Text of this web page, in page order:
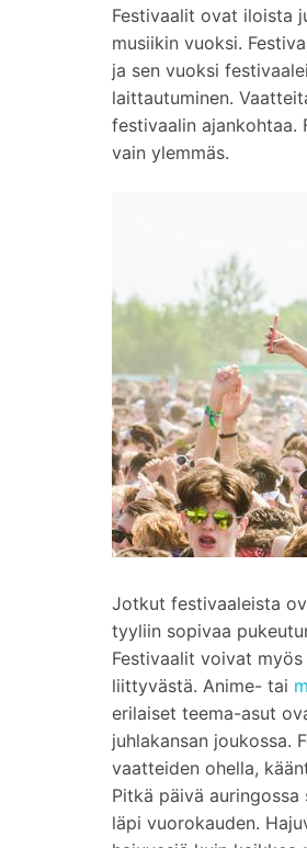
Festivaalit ovat iloista
musiikin vuoksi.
ja sen vuoksi
laittautuminen.
festivaalin ajankohtaa.
vain ylemmäs.
Jotkut festivaaleista
tyyliin sopivaa
Festivaalit voivat
liittyvästä. Anime- tai
erilaiset teema-asut
juhlakansan joukossa.
vaatteiden ohella,
Pitkä päivä
läpi vuorokauden.